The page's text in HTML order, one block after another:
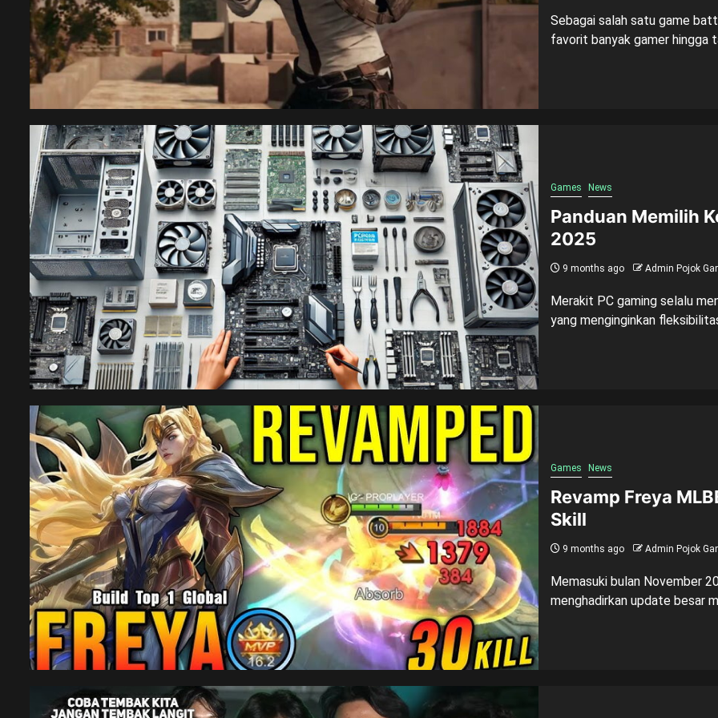
Sebagai salah satu game
favorit banyak gamer hingga
Games News
Panduan Memilih
2025
9 months ago Admin Pojok
Merakit PC gaming selalu
yang menginginkan
Games News
Revamp Freya
Skill
9 months ago Admin Pojok
Memasuki bulan November
menghadirkan update besar